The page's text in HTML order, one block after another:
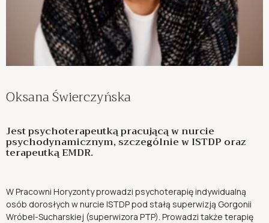
Oksana Świerczyńska
Jest psychoterapeutką pracującą w nurcie
psychodynamicznym, szczególnie w ISTDP oraz
terapeutką EMDR.
W Pracowni Horyzonty prowadzi psychoterapię indywidualną
osób dorosłych w nurcie ISTDP pod stałą superwizją Gorgonii
Wróbel-Sucharskiej (superwizora PTP). Prowadzi także terapię